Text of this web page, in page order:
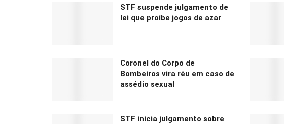
STF suspende julgamento de
lei que proíbe jogos de azar
Coronel do Corpo de
Bombeiros vira réu em caso de
assédio sexual
STF inicia julgamento sobre